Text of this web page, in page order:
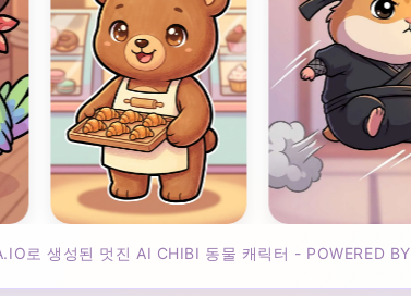
로 생성된 멋진 AI CHIBI 동물 캐릭터 - POWERED BY